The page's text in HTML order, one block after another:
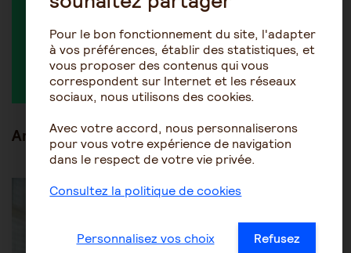
Michauvelle
Articles en lien
Pour le bon fonctionnement du site, l'adapter
à vos préférences, établir des statistiques, et
vous proposer des contenus qui vous
correspondent sur Internet et les réseaux
sociaux, nous utilisons des cookies.
Avec votre accord, nous personnaliserons
pour vous votre expérience de navigation
dans le respect de votre vie privée.
Consultez la politique de cookies
Personnalisez vos choix Refusez